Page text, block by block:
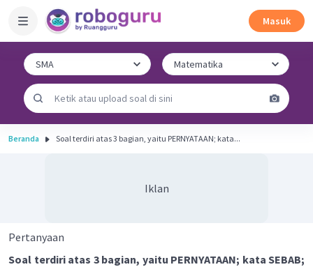
Masuk
Beranda Soal terdiri atas 3 bagian, yaitu PERNYATAAN; kata...
Iklan
Pertanyaan
Soal terdiri atas 3 bagian, yaitu PERNYATAAN; kata SEBAB;